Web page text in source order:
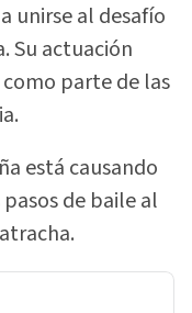
unirse al desafío
Su actuación
parte de las
está causando
de baile al